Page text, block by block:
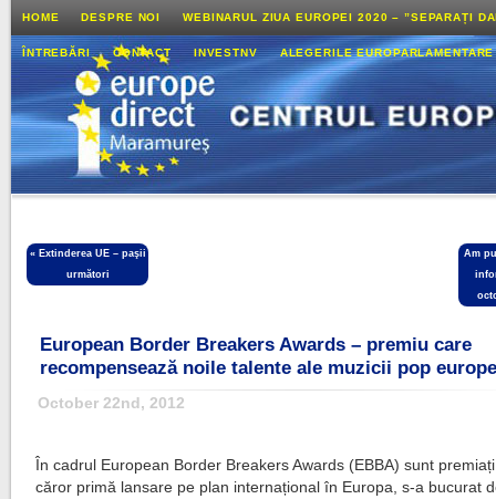
HOME DESPRE NOI WEBINARUL ZIUA EUROPEI 2020 – ”SEPARAȚI
ÎNTREBĂRI CONTACT INVESTNV ALEGERILE
« Extinderea UE – paşii
următori
Am
European Border Breakers Awards – premiu care
recompensează noile talente ale muzicii pop
October 22nd, 2012
În cadrul European Border Breakers Awards (EBBA) sunt
căror primă lansare pe plan internațional în Europa, s-a bucurat